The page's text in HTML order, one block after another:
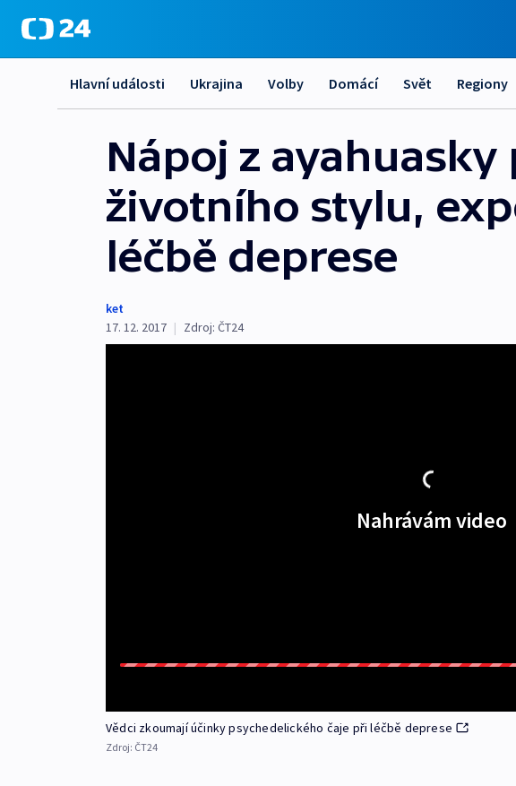
Hlavní události Ukrajina Volby Domácí Svět Regiony
Nápoj z
životního stylu,
léčbě deprese
ket
17. 12. 2017 | Zdroj: ČT24
Nahrávám video
Vědci zkoumají účinky psychedelického čaje při léčbě deprese
Zdroj: ČT24